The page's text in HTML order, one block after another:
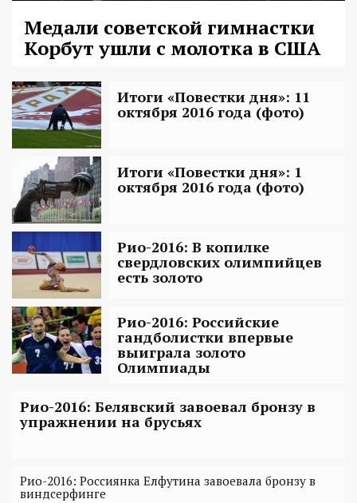
Медали советской гимнастки
Корбут ушли с молотка в США
Итоги «Повестки дня»: 11
октября 2016 года (фото)
Итоги «Повестки дня»: 1
октября 2016 года (фото)
Рио-2016: В копилке
свердловских олимпийцев
есть золото
Рио-2016: Российские
гандболистки впервые
выиграла золото
Олимпиады
Рио-2016: Белявский завоевал бронзу в
упражнении на брусьях
Рио-2016: Россиянка Елфутина завоевала бронзу в
виндсерфинге